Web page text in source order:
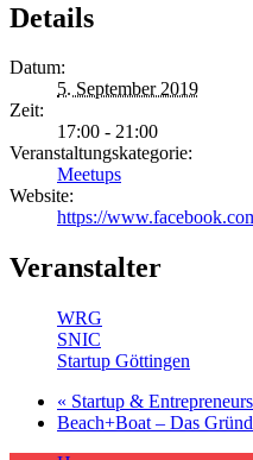
Details
Datum:
5. September 2019
Zeit:
17:00 - 21:00
Veranstaltungskategorie:
Meetups
Website:
https://
Veranstalter
WRG
SNIC
Startup Göttingen
« Startup &
Beach+Boat – Das